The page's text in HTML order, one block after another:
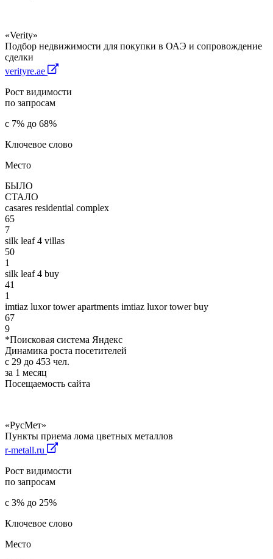
«Verity»
Подбор недвижимости для покупки в ОАЭ и сопровождение
сделки
verityre.ae
Рост видимости
по запросам
с 7% до 68%
Ключевое слово
Место
БЫЛО
СТАЛО
casares residential complex
65
7
silk leaf 4 villas
50
1
silk leaf 4 buy
41
1
imtiaz luxor tower apartments imtiaz luxor tower buy
67
9
*Поисковая система Яндекс
Динамика роста посетителей
с 29 до 453 чел.
за 1 месяц
Посещаемость сайта
«РусМет»
Пункты приема лома цветных металлов
r-metall.ru
Рост видимости
по запросам
с 3% до 25%
Ключевое слово
Место